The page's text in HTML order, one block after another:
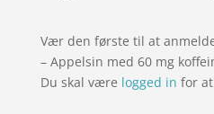
Vær den første til at
– Appelsin med 60 mg
Du skal være logged in for